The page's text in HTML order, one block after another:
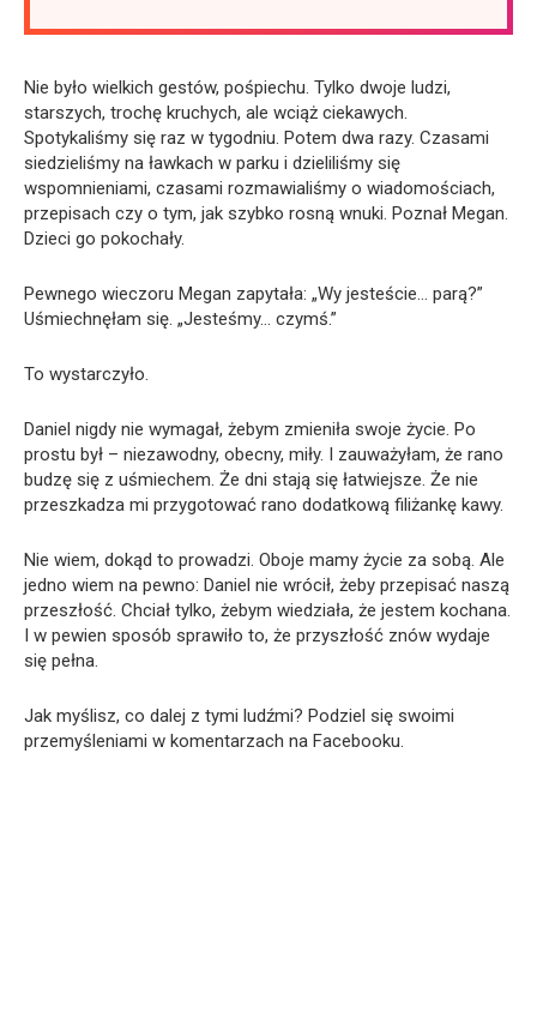
Nie było wielkich gestów, pośpiechu. Tylko dwoje ludzi,
starszych, trochę kruchych, ale wciąż ciekawych.
Spotykaliśmy się raz w tygodniu. Potem dwa razy. Czasami
siedzieliśmy na ławkach w parku i dzieliliśmy się
wspomnieniami, czasami rozmawialiśmy o wiadomościach,
przepisach czy o tym, jak szybko rosną wnuki. Poznał Megan.
Dzieci go pokochały.
Pewnego wieczoru Megan zapytała: „Wy jesteście… parą?”
Uśmiechnęłam się. „Jesteśmy… czymś.”
To wystarczyło.
Daniel nigdy nie wymagał, żebym zmieniła swoje życie. Po
prostu był – niezawodny, obecny, miły. I zauważyłam, że rano
budzę się z uśmiechem. Że dni stają się łatwiejsze. Że nie
przeszkadza mi przygotować rano dodatkową filiżankę kawy.
Nie wiem, dokąd to prowadzi. Oboje mamy życie za sobą. Ale
jedno wiem na pewno: Daniel nie wrócił, żeby przepisać naszą
przeszłość. Chciał tylko, żebym wiedziała, że jestem kochana.
I w pewien sposób sprawiło to, że przyszłość znów wydaje
się pełna.
Jak myślisz, co dalej z tymi ludźmi? Podziel się swoimi
przemyśleniami w komentarzach na Facebooku.